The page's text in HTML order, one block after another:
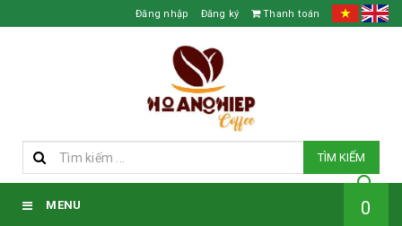
Đăng nhập Đăng ký Thanh toán
TÌM KIẾM
MENU 0